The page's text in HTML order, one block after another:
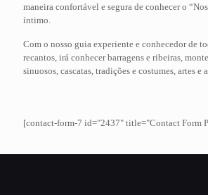
maneira confortável e segura de conhecer o
íntimo.
Com o nosso guia experiente e conhecedor de
recantos, irá conhecer barragens e ribeiras,
sinuosos, cascatas, tradições e costumes, artes e
[contact-form-7 id="2437" title="Contact Form